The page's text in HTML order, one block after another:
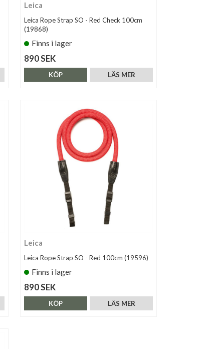
Leica
Leica Rope Strap SO - Red Check 100cm
(19868)
Finns i lager
890 SEK
LÄS MER
KÖP
Leica
Leica Rope Strap SO - Red 100cm (19596)
Finns i lager
890 SEK
LÄS MER
KÖP